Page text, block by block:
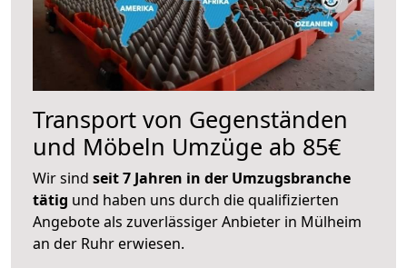
Transport von Gegenständen
und Möbeln Umzüge ab 85€
Wir sind seit 7 Jahren in der Umzugsbranche
tätig und haben uns durch die qualifizierten
Angebote als zuverlässiger Anbieter in Mülheim
an der Ruhr erwiesen.